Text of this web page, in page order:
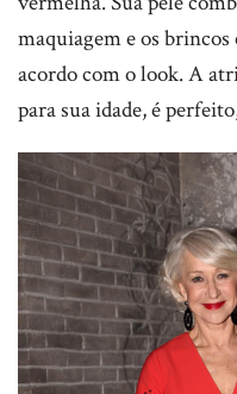
maquiagem e os
acordo com o look. A
para sua idade, é